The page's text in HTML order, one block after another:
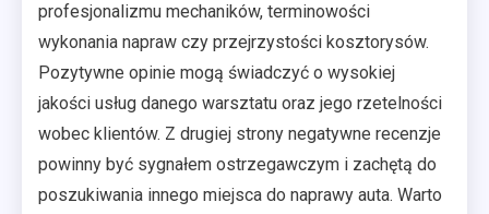
profesjonalizmu mechaników, terminowości
wykonania napraw czy przejrzystości kosztorysów.
Pozytywne opinie mogą świadczyć o wysokiej
jakości usług danego warsztatu oraz jego rzetelności
wobec klientów. Z drugiej strony negatywne recenzje
powinny być sygnałem ostrzegawczym i zachętą do
poszukiwania innego miejsca do naprawy auta. Warto